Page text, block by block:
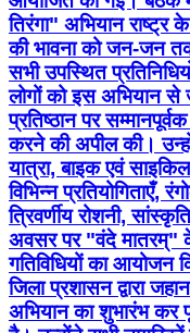
तिरंगा" अभियान राष्ट्र
की भावना को जन-जन
सभी उपस्थित
लोगों को इस अभियान
प्रतिष्ठान पर
करने की अपील की।
यात्रा, बाइक एवं साइकिल
विभिन्न प्रतियोगिताएँ,
त्रिवर्णीय रोशनी,
अवसर पर "वंदे मातरम्"
गतिविधियों का आयोजन
जिला प्रशासन द्वारा
अभियान का शुभारंभ कर